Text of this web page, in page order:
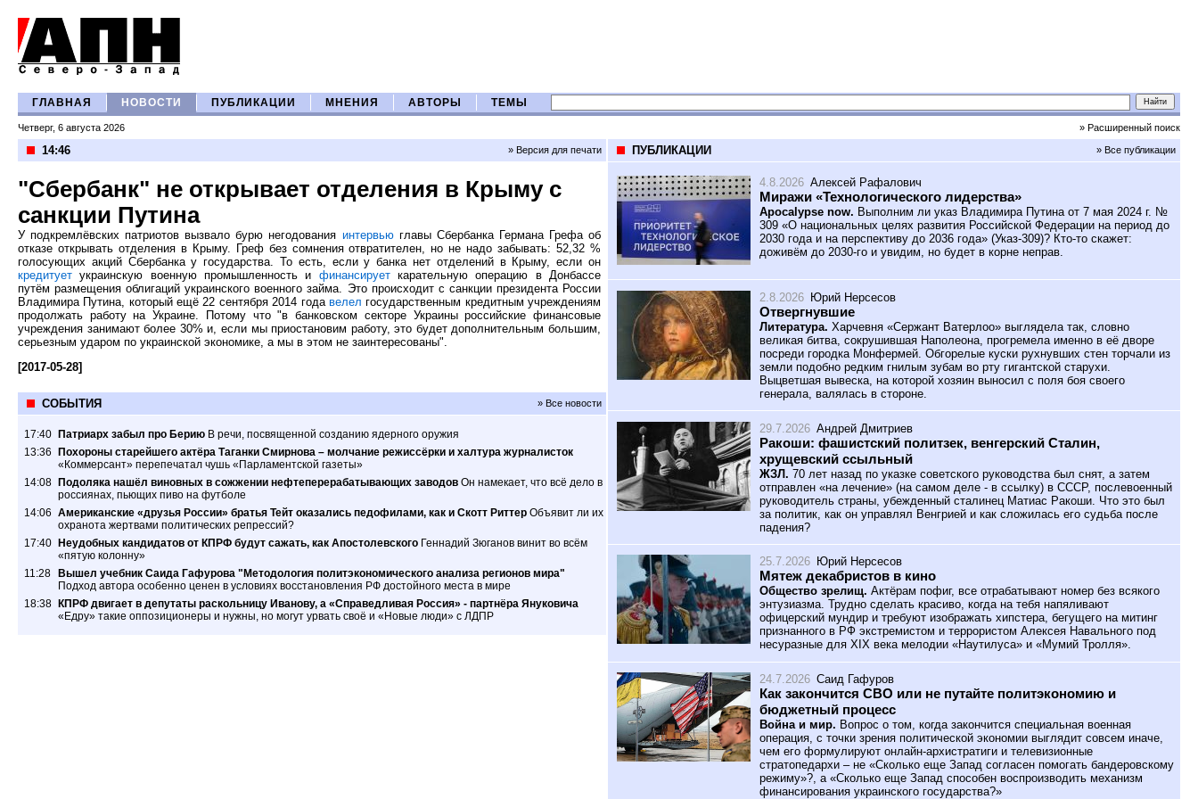
ГЛАВНАЯ НОВОСТИ ПУБЛИКАЦИИ МНЕНИЯ АВТОРЫ ТЕМЫ
Четверг, 6 августа 2026 » Расширенный поиск
14:46 » Версия для печати
"Сбербанк" не открывает отделения в Крыму с
санкции Путина
У подкремлёвских патриотов вызвало бурю негодования интервьюглавы Сбербанка Германа Грефа об
отказе открывать отделения в Крыму. Греф без сомнения отвратителен, но не надо забывать: 52,32 %
голосующих акций Сбербанка у государства. То есть, если у банка нет отделений в Крыму, если он
кредитует украинскую военную промышленность и финансируеткарательную операцию в Донбассе
путём размещения облигаций украинского военного займа. Это происходит с санкции президента России
Владимира Путина, который ещё 22 сентября 2014 года велел государственным кредитным учреждениям
продолжать работу на Украине. Потому что "в банковском секторе Украины российские финансовые
учреждения занимают более 30% и, если мы приостановим работу, это будет дополнительным большим,
серьезным ударом по украинской экономике, а мы в этом не заинтересованы".
[2017-05-28]
СОБЫТИЯ » Все новости
17:40 Патриарх забыл про Берию В речи, посвященной созданию ядерного оружия
13:36 Похороны старейшего актёра Таганки Смирнова – молчание режиссёрки и халтура журналисток
«Коммерсант» перепечатал чушь «Парламентской газеты»
14:08 Подоляка нашёл виновных в сожжении нефтеперерабатывающих заводов Он намекает, что всё дело в
россиянах, пьющих пиво на футболе
14:06 Американские «друзья России» братья Тейт оказались педофилами, как и Скотт Риттер Объявит ли их
охранота жертвами политических репрессий?
17:40 Неудобных кандидатов от КПРФ будут сажать, как Апостолевского Геннадий Зюганов винит во всём
«пятую колонну»
11:28 Вышел учебник Саида Гафурова "Методология политэкономического анализа регионов мира"
Подход автора особенно ценен в условиях восстановления РФ достойного места в мире
18:38 КПРФ двигает в депутаты раскольницу Иванову, а «Справедливая Россия» - партнёра Януковича
«Едру» такие оппозиционеры и нужны, но могут урвать своё и «Новые люди» с ЛДПР
ПУБЛИКАЦИИ » Все публикации
4.8.2026 Алексей Рафалович
Миражи «Технологического лидерства»
Apocalypse now. Выполним ли указ Владимира Путина от 7 мая 2024 г. №
309 «О национальных целях развития Российской Федерации на период до
2030 года и на перспективу до 2036 года» (Указ-309)? Кто-то скажет:
доживём до 2030-го и увидим, но будет в корне неправ.
2.8.2026 Юрий Нерсесов
Отвергнувшие
Литература. Харчевня «Сержант Ватерлоо» выглядела так, словно
великая битва, сокрушившая Наполеона, прогремела именно в её дворе
посреди городка Монфермей. Обгорелые куски рухнувших стен торчали из
земли подобно редким гнилым зубам во рту гигантской старухи.
Выцветшая вывеска, на которой хозяин выносил с поля боя своего
генерала, валялась в стороне.
29.7.2026 Андрей Дмитриев
Ракоши: фашистский политзек, венгерский Сталин,
хрущевский ссыльный
ЖЗЛ. 70 лет назад по указке советского руководства был снят, а затем
отправлен «на лечение» (на самом деле - в ссылку) в СССР, послевоенный
руководитель страны, убежденный сталинец Матиас Ракоши. Что это был
за политик, как он управлял Венгрией и как сложилась его судьба после
падения?
25.7.2026 Юрий Нерсесов
Мятеж декабристов в кино
Общество зрелищ. Актёрам пофиг, все отрабатывают номер без всякого
энтузиазма. Трудно сделать красиво, когда на тебя напяливают
офицерский мундир и требуют изображать хипстера, бегущего на митинг
признанного в РФ экстремистом и террористом Алексея Навального под
несуразные для XIX века мелодии «Наутилуса» и «Мумий Тролля».
24.7.2026 Саид Гафуров
Как закончится СВО или не путайте политэкономию и
бюджетный процесс
Война и мир. Вопрос о том, когда закончится специальная военная
операция, с точки зрения политической экономии выглядит совсем иначе,
чем его формулируют онлайн-архистратиги и телевизионные
стратопедархи – не «Сколько еще Запад согласен помогать бандеровскому
режиму»?, а «Сколько еще Запад способен воспроизводить механизм
финансирования украинского государства?»